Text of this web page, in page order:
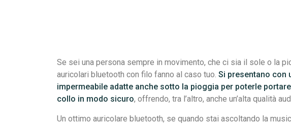
Se sei una persona sempre in movimento, che ci sia il sole o la
auricolari bluetooth con filo fanno al caso tuo. Si presentano con
impermeabile adatte anche sotto la pioggia per poterle
collo in modo sicuro, offrendo, tra l’altro, anche un’alta qualità
Un ottimo auricolare bluetooth, se quando stai ascoltando la